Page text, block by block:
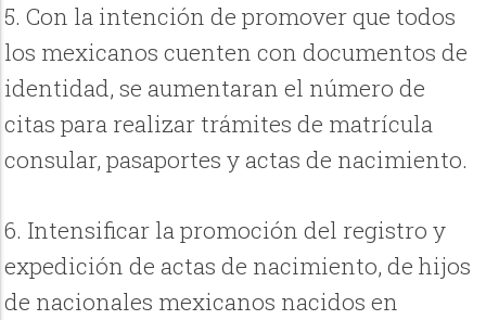
5. Con la intención de promover que todos
los mexicanos cuenten con documentos de
identidad, se aumentaran el número de
citas para realizar trámites de matrícula
consular, pasaportes y actas de nacimiento.
6. Intensificar la promoción del registro y
expedición de actas de nacimiento, de hijos
de nacionales mexicanos nacidos en